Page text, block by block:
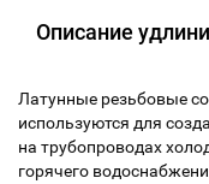
Описание
Латунные резьбовые
используются для
на трубопроводах
горячего